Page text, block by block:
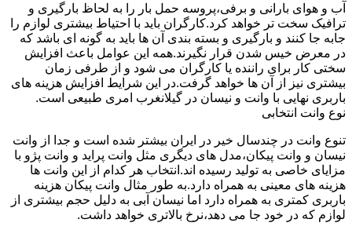
آب و هوای بارانی و برفی،پروسه حمل بار را به لحاظ بارگیری و
ترافیک سخت تر خواهد کرد.کارگران باید با احتیاط بیشتری لوازم را
جابه جا کنند و بارگیری و بسته بندی آن ها باید به گونه ای باشد که
در معرض خیس شدن قرار نگیرند.همه این عوامل باعث افزایش
سختی کار برای راننده یا کارگران می شود و از طرفی زمان
بیشتری نیز از آن ها خواهد گرفت.در این شرایط افزایش هزینه های
باربری نهایی با وانت و نیسان در گیلانغرب امری طبیعی است.
نوع وانت انتخابی
تنوع وانت در چندسال خیر در ایران بیشتر شده است و جدا از وانت
نیسان و وانت پیکان،مدل های دیگری مثل وانت پراید و وانت پژو با
مزایای خاصی به تولید رسیده اند.انتخاب هر کدام از این وانت ها
هزینه های معینی به همراه دارد.به طور مثال وانت پیکان هزینه
باربری کمتری به همراه دارد اما نیسان آبی به دلیل حجم بیشتری از
لوازم که در خود جا می دهد،نرخ بالاتری خواهد داشت.